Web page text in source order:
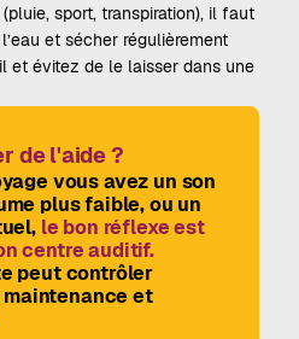
sport, transpiration), il faut
et sécher régulièrement
et évitez de le laisser dans une
de l'aide ?
vous avez un son
plus faible, ou un
le bon réflexe est
centre auditif.
peut contrôler
maintenance et